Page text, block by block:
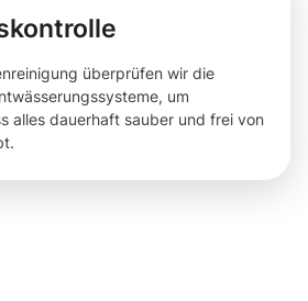
überprüfen wir die
um
alles dauerhaft sauber und frei von